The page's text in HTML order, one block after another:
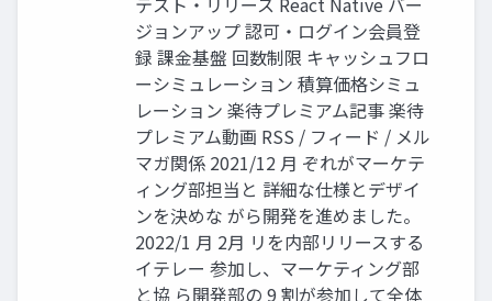
ジョンアップ 認可・ログイン会員登
録 課金基盤 回数制限 キャッシュフロ
ーシミュレーション 積算価格シミュ
レーション 楽待プレミアム記事 楽待
プレミアム動画 RSS / フィード / メル
マガ関係 2021/12 月 ぞれがマーケテ
ィング部担当と 詳細な仕様とデザイ
ンを決めな がら開発を進めました。
2022/1 月 2月 リを内部リリースする
イテレー 参加し、マーケティング部
と協 ら開発部の 9 割が参加して全体